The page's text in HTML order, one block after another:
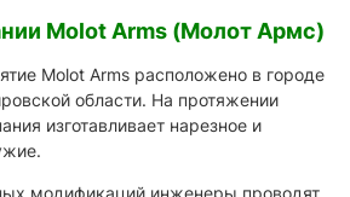
Molot Arms (Молот Армс)
Molot Arms расположено в городе
области. На протяжении
изготавливает нарезное и
модификаций инженеры проводят